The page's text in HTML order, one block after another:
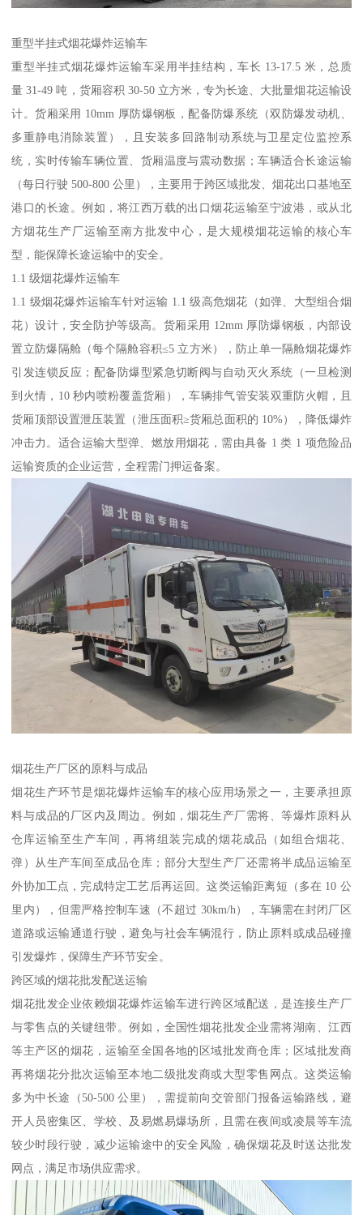
重型半挂式烟花爆炸运输车​
重型半挂式烟花爆炸运输车采用半挂结构，车长 13-17.5 米，总质
量 31-49 吨，货厢容积 30-50 立方米，专为长途、大批量烟花运输设
计。货厢采用 10mm 厚防爆钢板，配备防爆系统（双防爆发动机、
多重静电消除装置），且安装多回路制动系统与卫星定位监控系
统，实时传输车辆位置、货厢温度与震动数据；车辆适合长途运输
（每日行驶 500-800 公里），主要用于跨区域批发、烟花出口基地至
港口的长途。例如，将江西万载的出口烟花运输至宁波港，或从北
方烟花生产厂运输至南方批发中心，是大规模烟花运输的核心车
型，能保障长途运输中的安全。​
1.1 级烟花爆炸运输车​
1.1 级烟花爆炸运输车针对运输 1.1 级高危烟花（如弹、大型组合烟
花）设计，安全防护等级高。货厢采用 12mm 厚防爆钢板，内部设
置立防爆隔舱（每个隔舱容积≤5 立方米），防止单一隔舱烟花爆炸
引发连锁反应；配备防爆型紧急切断阀与自动灭火系统（一旦检测
到火情，10 秒内喷粉覆盖货厢），车辆排气管安装双重防火帽，且
货厢顶部设置泄压装置（泄压面积≥货厢总面积的 10%），降低爆炸
冲击力。适合运输大型弹、燃放用烟花，需由具备 1 类 1 项危险品
运输资质的企业运营，全程需门押运备案。​
烟花生产厂区的原料与成品​
烟花生产环节是烟花爆炸运输车的核心应用场景之一，主要承担原
料与成品的厂区内及周边。例如，烟花生产厂需将、等爆炸原料从
仓库运输至生产车间，再将组装完成的烟花成品（如组合烟花、
弹）从生产车间至成品仓库；部分大型生产厂还需将半成品运输至
外协加工点，完成特定工艺后再运回。这类运输距离短（多在 10 公
里内），但需严格控制车速（不超过 30km/h），车辆需在封闭厂区
道路或运输通道行驶，避免与社会车辆混行，防止原料或成品碰撞
引发爆炸，保障生产环节安全。​
跨区域的烟花批发配送运输​
烟花批发企业依赖烟花爆炸运输车进行跨区域配送，是连接生产厂
与零售点的关键纽带。例如，全国性烟花批发企业需将湖南、江西
等主产区的烟花，运输至全国各地的区域批发商仓库；区域批发商
再将烟花分批次运输至本地二级批发商或大型零售网点。这类运输
多为中长途（50-500 公里），需提前向交管部门报备运输路线，避
开人员密集区、学校、及易燃易爆场所，且需在夜间或凌晨等车流
较少时段行驶，减少运输途中的安全风险，确保烟花及时送达批发
网点，满足市场供应需求。​